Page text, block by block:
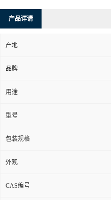
产品详请
产地
品牌
用途
型号
包装规格
外观
CAS编号